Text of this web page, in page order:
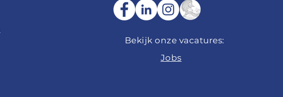
Bekijk onze vacatures:
Jobs